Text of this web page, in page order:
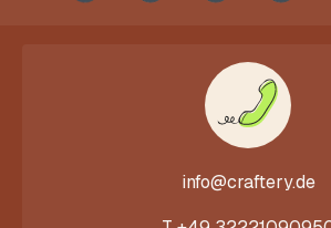
info@craftery.de